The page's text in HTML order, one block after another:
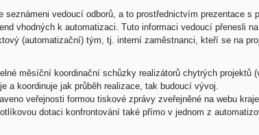
seznámeni vedoucí odborů, a to prostřednictvím prezentace s
vhodných k automatizaci. Tuto informaci vedoucí přenesli
(automatizační) tým, tj. interní zaměstnanci, kteří se na
měsíční koordinační schůzky realizátorů chytrých projektů
a koordinuje jak průběh realizace, tak budoucí vývoj.
veřejnosti formou tiskové zprávy zveřejněné na webu
dotaci konfrontování také přímo v jednom z